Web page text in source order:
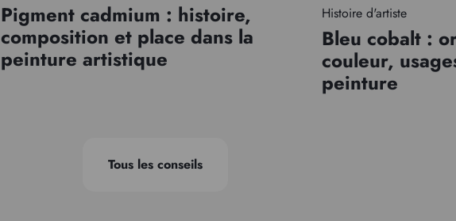
Pigment cadmium : histoire,
composition et place dans la
peinture artistique
Histoire d'artiste
Bleu cobalt :
couleur,
peinture
Tous les conseils